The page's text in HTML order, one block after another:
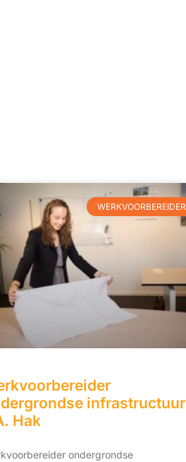
WERKVOORBEREIDER
infrastructuur
Hak
ondergrondse